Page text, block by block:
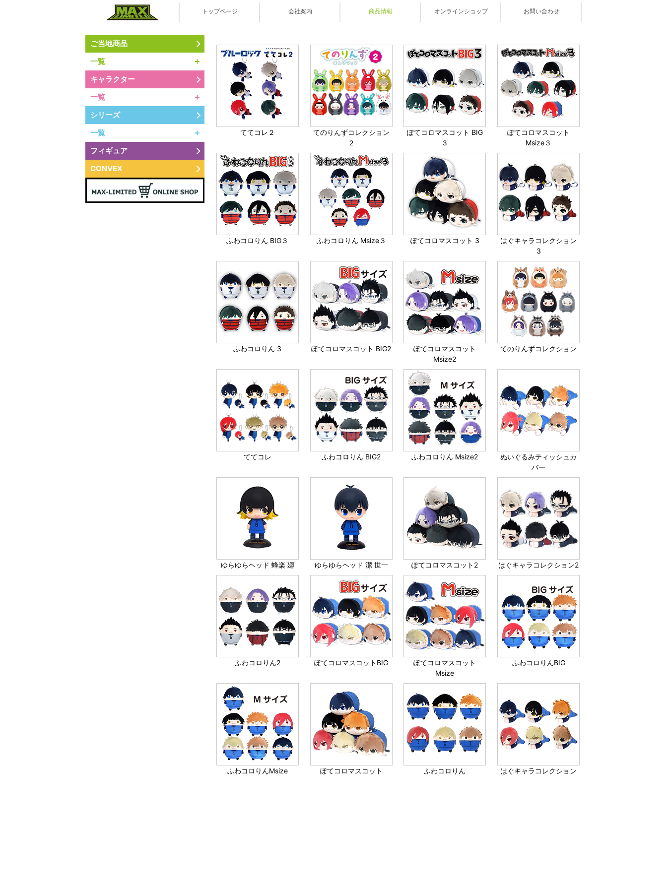
株式会社マックスリミテッド
トップページ 会社案内 商品情報 オンラインショップ お問い合わせ
ご当地商品
一覧
キャラクター
一覧
シリーズ
一覧
フィギュア
CONVEX
ててコレ２
てのりんずコレクション
２
ぽてコロマスコット BIG
３
ぽてコロマスコット
Msize３
ふわコロりん BIG３ ふわコロりん Msize３ ぽてコロマスコット 3
はぐキャラコレクション
3
ふわコロりん 3 ぽてコロマスコット BIG2
ぽてコロマスコット
Msize2
てのりんずコレクション
ててコレ ふわコロりん BIG2 ふわコロりん Msize2
ぬいぐるみティッシュカ
バー
ゆらゆらヘッド 蜂楽 廻 ゆらゆらヘッド 潔 世一 ぽてコロマスコット2 はぐキャラコレクション2
ふわコロりん2 ぽてコロマスコットBIG
ぽてコロマスコット
Msize
ふわコロりんBIG
ふわコロりんMsize ぽてコロマスコット ふわコロりん はぐキャラコレクション